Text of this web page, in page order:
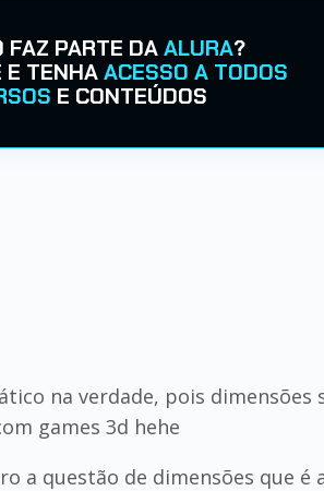
FAZ PARTE DAALURA?
E TENHAACESSO A TODOS
E CONTEÚDOS
na verdade, pois
games 3d hehe
a questão de dimensões que